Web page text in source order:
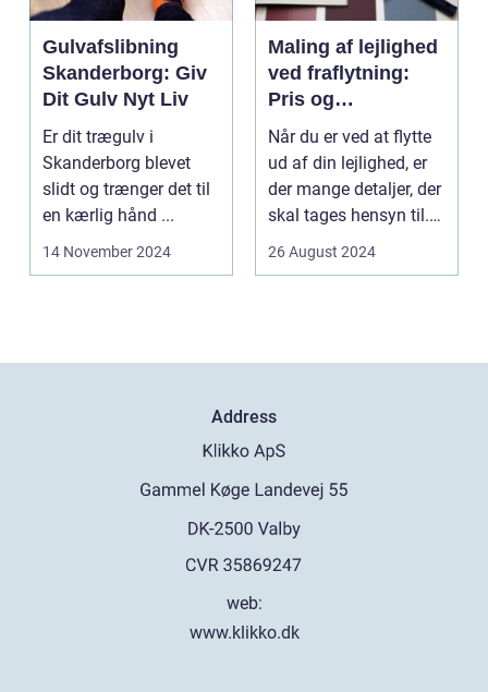
Gulvafslibning
Skanderborg: Giv
Dit Gulv Nyt Liv
Er dit trægulv i
Skanderborg blevet
slidt og trænger det til
en kærlig hånd ...
14 November 2024
Maling af lejlighed
ved fraflytning:
Pris og
overvejelser
Når du er ved at flytte
ud af din lejlighed, er
der mange detaljer, der
skal tages hensyn til.
26 August 2024
Address
web:
www.klikko.dk